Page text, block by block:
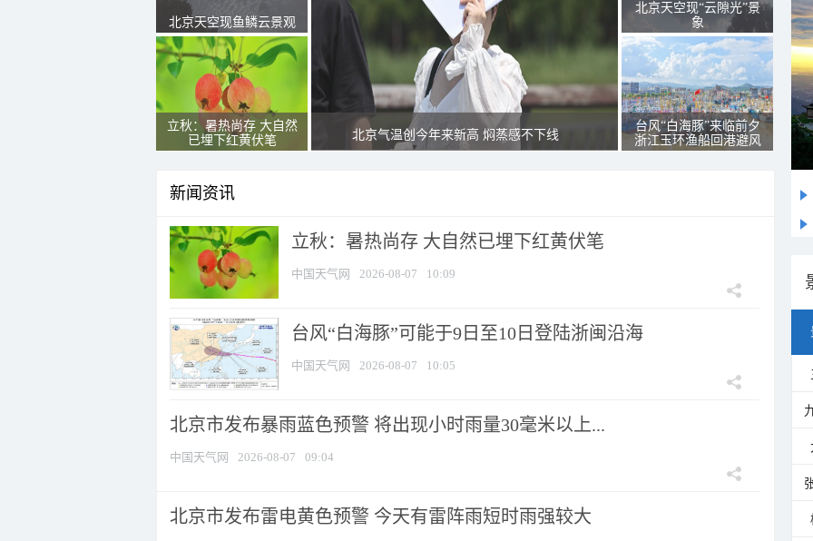
北京天空现鱼鳞云景观
立秋：暑热尚存 大自然
已埋下红黄伏笔
北京气温创今年来新高 焖蒸感不下线
北京天空现“云隙光”景
象
台风“白海豚”来临前夕
浙江玉环渔船回港避风
新闻资讯
立秋：暑热尚存 大自然已埋下红黄伏笔
中国天气网 2026-08-07 10:09
台风“白海豚”可能于9日至10日登陆浙闽沿海
中国天气网 2026-08-07 10:05
北京市发布暴雨蓝色预警 将出现小时雨量30毫米以上...
中国天气网 2026-08-07 09:04
北京市发布雷电黄色预警 今天有雷阵雨短时雨强较大